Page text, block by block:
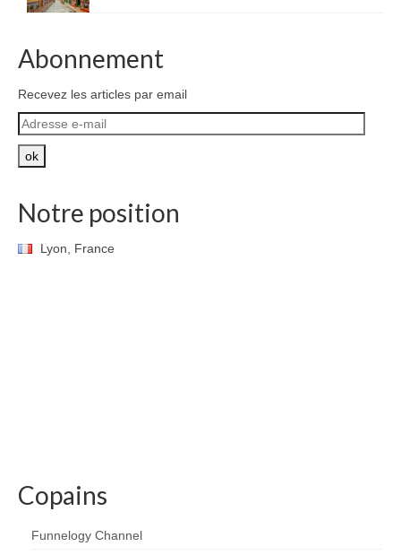
Abonnement
Recevez les articles par email
Adresse
e-
mail
ok
Notre position
Lyon, France
Copains
Funnelogy Channel